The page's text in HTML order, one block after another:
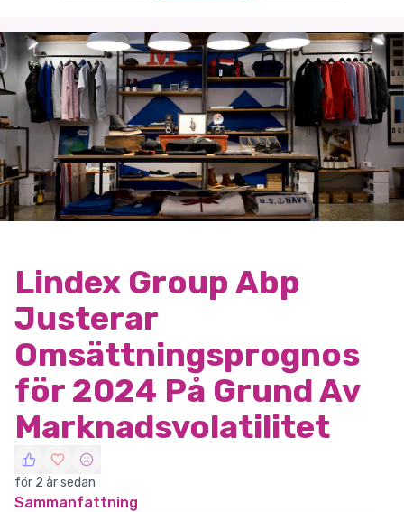
Lindex Group Abp
Justerar
Omsättningsprognos
för 2024 På Grund Av
Marknadsvolatilitet
för 2 år sedan
Sammanfattning